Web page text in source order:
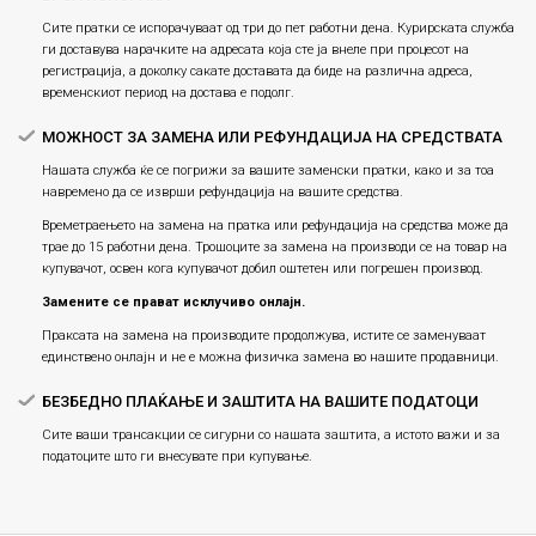
Сите пратки се испорачуваат од три до пет работни дена. Курирската служба
ги доставува нарачките на адресата која сте ја внеле при процесот на
регистрација, а доколку сакате доставата да биде на различна адреса,
временскиот период на достава е подолг.
МОЖНОСТ ЗА ЗАМЕНА ИЛИ РЕФУНДАЦИЈА НА СРЕДСТВАТА
Нашата служба ќе се погрижи за вашите заменски пратки, како и за тоа
навремено да се изврши рефундација на вашите средства.
Времетраењето на замена на пратка или рефундацијa на средства може да
трае до 15 работни дена. Трошоците за замена на производи се на товар на
купувачот, освен кога купувачот добил оштетен или погрешен производ.
Замените се прават исклучиво онлајн.
Праксата на замена на производите продолжува, истите се заменуваат
единствено онлајн и не е можна физичка замена во нашите продавници.
БЕЗБЕДНО ПЛАЌАЊЕ И ЗАШТИТА НА ВАШИТЕ ПОДАТОЦИ
Сите ваши трансакции се сигурни со нашата заштита, а истото важи и за
податоците што ги внесувате при купување.